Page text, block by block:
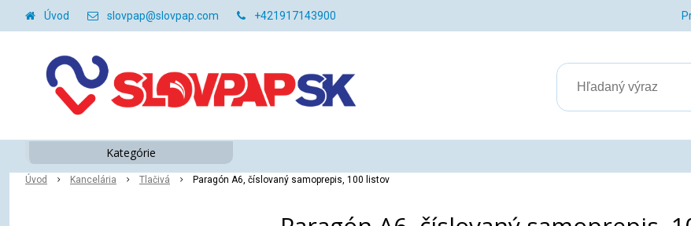
Úvod slovpap@slovpap.com +421917143900
Úvod Kancelária Tlačivá Paragón A6, číslovaný samoprepis, 100 listov
Kategórie